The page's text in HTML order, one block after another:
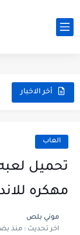
أخر الاخبار
العاب
مهكره
موني بلص
اخر تحديث :منذ